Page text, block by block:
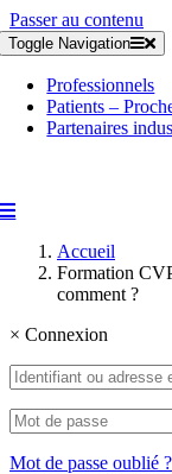
Passer au contenu
Toggle Navigation
Professionnels
Patients –
Partenaires
Accueil
Formation
comment ?
× Connexion
Mot de passe oublié ?